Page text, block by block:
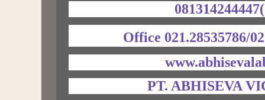
Office 021.28535786/
PT. ABHISEVA